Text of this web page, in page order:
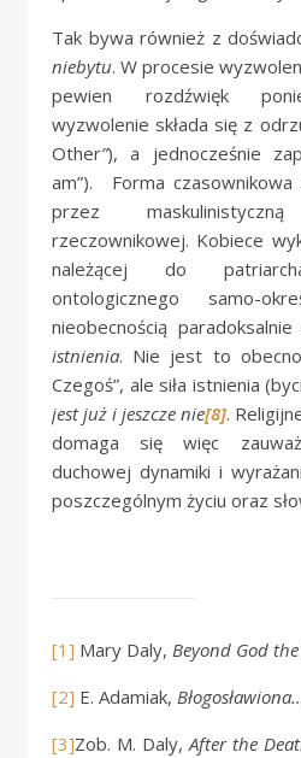
Tak bywa również z
niebytu. W procesie
pewien rozdźwięk
wyzwolenie składa się z
Other”), a jednocześnie
am”). Forma
przez
rzeczownikowej. Kobiece
należącej do
ontologicznego samo-
nieobecnością
istnienia. Nie jest to
Czegoś”, ale siła istnienia
jest już i jeszcze nie[8].
domaga się więc
duchowej dynamiki i
poszczególnym życiu oraz
[1] Mary Daly, Beyond God
[2] E. Adamiak,
[3]Zob. M. Daly,After the